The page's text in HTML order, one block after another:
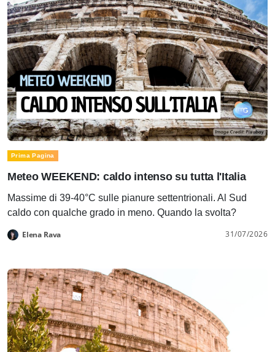
Prima Pagina
Meteo WEEKEND: caldo intenso su tutta l'Italia
Massime di 39-40°C sulle pianure settentrionali. Al Sud
caldo con qualche grado in meno. Quando la svolta?
Elena Rava 31/07/2026